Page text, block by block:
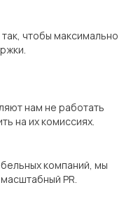
чтобы максимально
нам не работать
на их комиссиях.
компаний, мы
PR.